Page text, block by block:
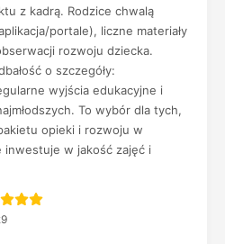
z kadrą. Rodzice chwalą
portale), liczne materiały
rozwoju dziecka.
o szczegóły:
wyjścia edukacyjne i
To wybór dla tych,
opieki i rozwoju w
w jakość zajęć i